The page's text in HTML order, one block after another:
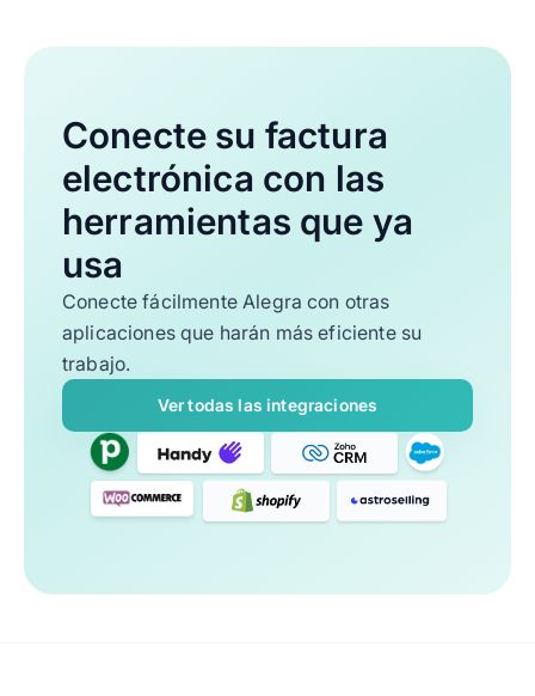
Conecte su factura
electrónica con las
herramientas que ya
usa
Conecte fácilmente Alegra con otras
aplicaciones que harán más eficiente su
trabajo.
Ver todas las integraciones